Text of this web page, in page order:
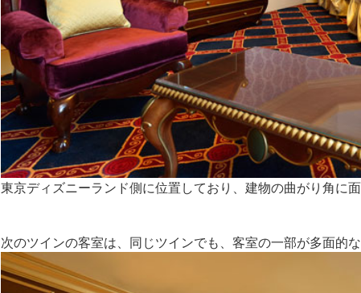
東京ディズニーランド側に位置しており、建物の曲がり角に
次のツインの客室は、同じツインでも、客室の一部が多面的